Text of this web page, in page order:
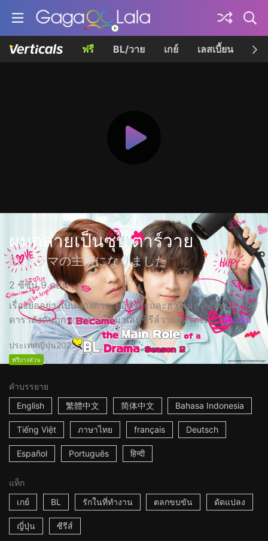
ฟรี BL/วาย เกย์ เลสเบี้ยน เค
ผมกลายเป็นซุป'ตาร์วาย
BLドラマの主演になりました
2 ซีซั่น 9 ตอน
เรื่องย่ออย่างเป็นทางการ: ยูอิชิโระและฮาจิเมะ สองหนุ่ม
ดาราดังดันถูกทาบทามให้มาเล่นซีรีส์วายสุดโด่งด... เพิ่มเติม
ประเทศญี่ปุ่น2023
ฟรีบางส่วน
คำบรรยาย
English
繁體中文 简体中文 Bahasa Indonesia
Tiếng Việt ภาษาไทย français Deutsch
Español Português हिन्दी
แท็ก
เกย์
BL รักในที่ทำงาน ตลกขบขัน ดัดแปลง
ญี่ปุ่น ซีรีส์